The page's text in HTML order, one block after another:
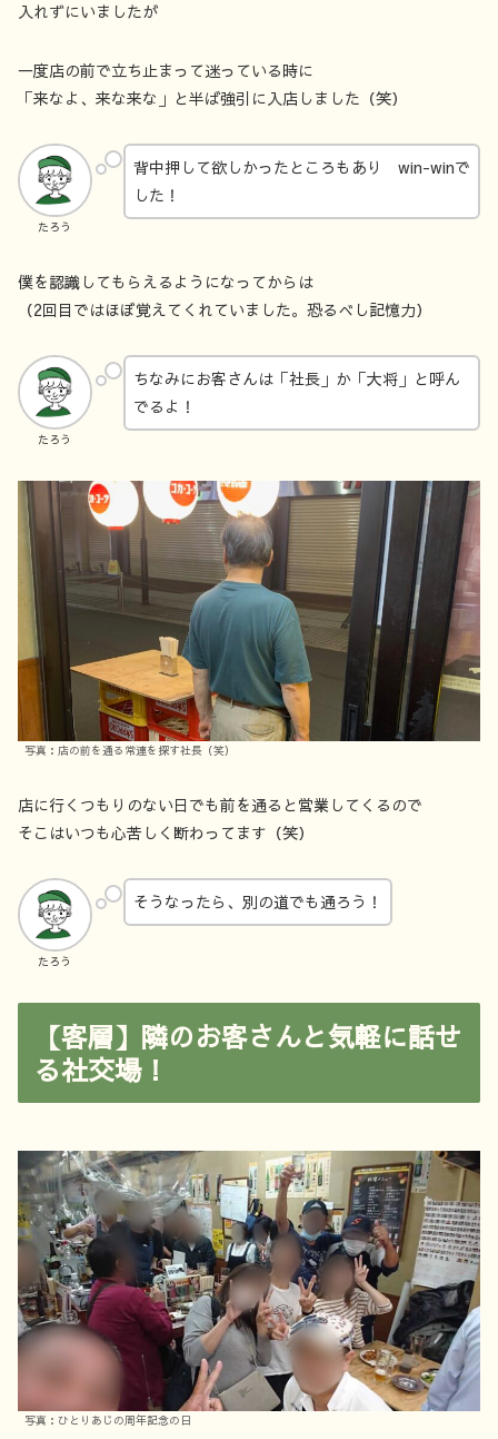
入れずにいましたが
一度店の前で立ち止まって迷っている時に
「来なよ、来な来な」と半ば強引に入店しました（笑）
たろう
背中押して欲しかったところもあり win-winで
した！
僕を認識してもらえるようになってからは
（2回目ではほぼ覚えてくれていました。恐るべし記憶力）
たろう
ちなみにお客さんは「社長」か「大将」と呼ん
でるよ！
写真：店の前を通る常連を探す社長（笑）
店に行くつもりのない日でも前を通ると営業してくるので
そこはいつも心苦しく断わってます（笑）
たろう
そうなったら、別の道でも通ろう！
【客層】隣のお客さんと気軽に話せ
る社交場！
写真：ひとりあじの周年記念の日